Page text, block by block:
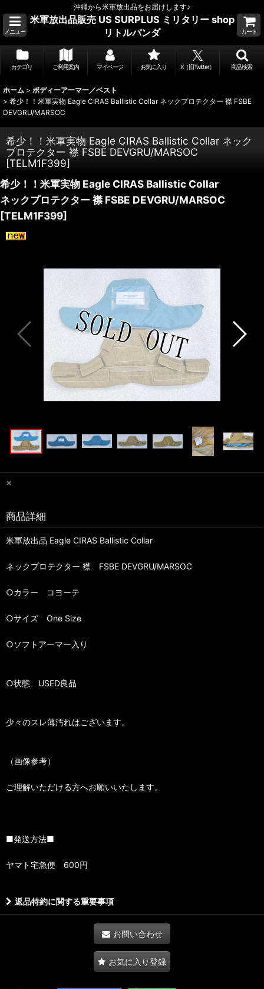
沖縄から米軍放出品をお届けします♪
メニュー
米軍放出品販売 US SURPLUS ミリタリー shop
リトルパンダ
カート
カテゴリ ご利用案内 マイページ お気に入り X（旧Twitter） 商品検索
ホーム > ボディーアーマー／ベスト
> 希少！！米軍実物 Eagle CIRAS Ballistic Collar ネックプロテクター 襟 FSBE
DEVGRU/MARSOC
希少！！米軍実物 Eagle CIRAS Ballistic Collar ネック
プロテクター 襟 FSBE DEVGRU/MARSOC
[TELM1F399]
希少！！米軍実物 Eagle CIRAS Ballistic Collar
ネックプロテクター 襟 FSBE DEVGRU/MARSOC
[TELM1F399]
×
商品詳細
米軍放出品 Eagle CIRAS Ballistic Collar
ネックプロテクター 襟 FSBE DEVGRU/MARSOC
○カラー コヨーテ
○サイズ One Size
○ソフトアーマー入り
○状態 USED良品
少々のスレ薄汚れはございます。
（画像参考）
ご理解いただける方へお願いいたします。
■発送方法■
ヤマト宅急便 600円
返品特約に関する重要事項
お問い合わせ
お気に入り登録